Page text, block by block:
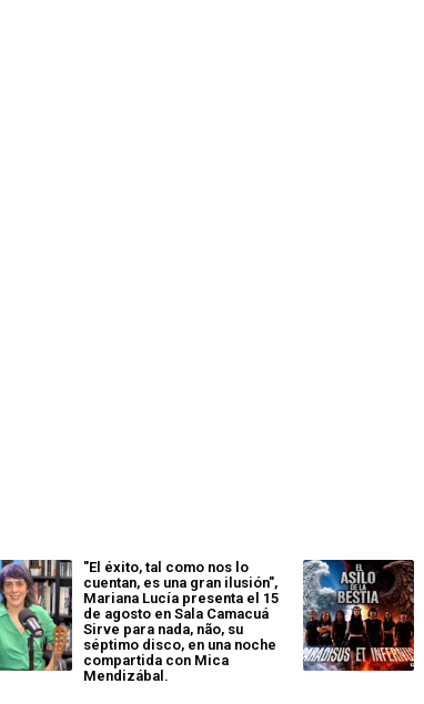
"El éxito, tal como nos lo
cuentan, es una gran ilusión",
Mariana Lucía presenta el 15
de agosto en Sala Camacuá
Sirve para nada, não, su
séptimo disco, en una noche
compartida con Mica
Mendizábal.